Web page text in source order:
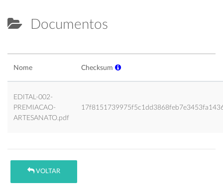
Documentos
Nome Checksum
EDITAL-002-
PREMIACAO-
ARTESANATO.pdf
VOLTAR